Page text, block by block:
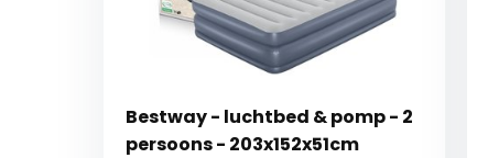
Bestway - luchtbed & pomp - 2
persoons - 203x152x51cm